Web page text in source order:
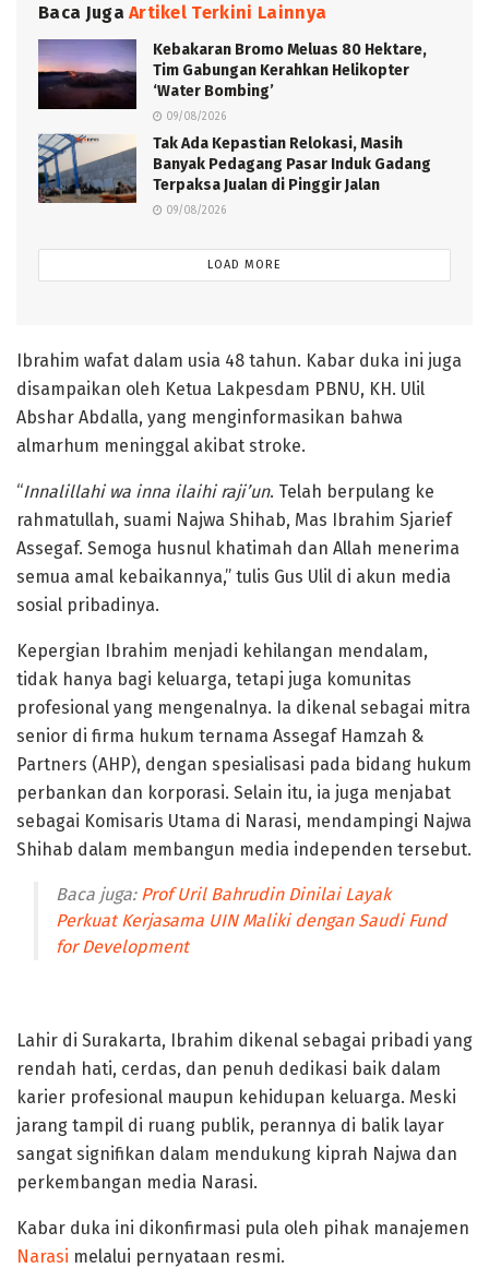
Baca Juga Artikel Terkini Lainnya
Kebakaran Bromo Meluas 80 Hektare,
Tim Gabungan Kerahkan Helikopter
‘Water Bombing’
09/08/2026
Tak Ada Kepastian Relokasi, Masih
Banyak Pedagang Pasar Induk Gadang
Terpaksa Jualan di Pinggir Jalan
09/08/2026
LOAD MORE
Ibrahim wafat dalam usia 48 tahun. Kabar duka ini juga
disampaikan oleh Ketua Lakpesdam PBNU, KH. Ulil
Abshar Abdalla, yang menginformasikan bahwa
almarhum meninggal akibat stroke.
“Innalillahi wa inna ilaihi raji’un. Telah berpulang ke
rahmatullah, suami Najwa Shihab, Mas Ibrahim Sjarief
Assegaf. Semoga husnul khatimah dan Allah menerima
semua amal kebaikannya,” tulis Gus Ulil di akun media
sosial pribadinya.
Kepergian Ibrahim menjadi kehilangan mendalam,
tidak hanya bagi keluarga, tetapi juga komunitas
profesional yang mengenalnya. Ia dikenal sebagai mitra
senior di firma hukum ternama Assegaf Hamzah &
Partners (AHP), dengan spesialisasi pada bidang hukum
perbankan dan korporasi. Selain itu, ia juga menjabat
sebagai Komisaris Utama di Narasi, mendampingi Najwa
Shihab dalam membangun media independen tersebut.
Baca juga: Prof Uril Bahrudin Dinilai Layak
Perkuat Kerjasama UIN Maliki dengan Saudi Fund
for Development
Lahir di Surakarta, Ibrahim dikenal sebagai pribadi yang
rendah hati, cerdas, dan penuh dedikasi baik dalam
karier profesional maupun kehidupan keluarga. Meski
jarang tampil di ruang publik, perannya di balik layar
sangat signifikan dalam mendukung kiprah Najwa dan
perkembangan media Narasi.
Kabar duka ini dikonfirmasi pula oleh pihak manajemen
Narasi melalui pernyataan resmi.